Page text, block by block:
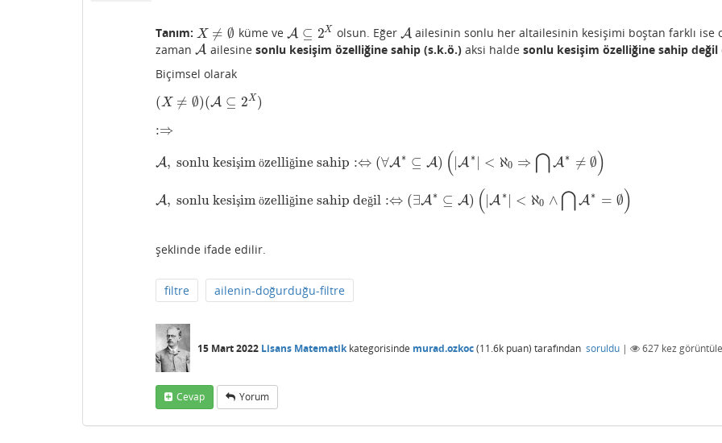
Tanım: X ≠ ∅
X≠ ∅ küme ve A ⊆ 2X
A⊆2X olsun. Eğer A
A ailesinin sonlu her altailesinin kesişimi boştan farklı ise
zaman A
A ailesine sonlu kesişim özelliğine sahip (s.k.ö.)aksi halde sonlu kesişim özelliğine sahip değil
Biçimsel olarak
(X ≠ ∅)(A ⊆ 2X )
(X≠∅)(A⊆ 2X )
:⇒
:⇒
A, sonlu kesişimözelliğine sahip :⇔ (∀A ∗ ⊆ A) (|A ∗ | < ℵ0 ⇒ ⋂A ∗ ≠ ∅)
A,sonlu kesişim özelliğine sahip:⇔(∀ A∗ ⊆A) | A∗| ℵ0 ⇒⋂ A∗ ≠ ∅)
A, sonlu kesişimözelliğine sahip değil :⇔ (∃A∗ ⊆ A) (|A ∗ | < ℵ0 ∧ ⋂A∗ = ∅)
A,sonlu kesişim özelliğine sahip değil:⇔(∃A∗ ⊆A) | A∗|< ℵ0 ∧⋂ A∗ = ∅)
şeklinde ifade edilir.
filtre ailenin-doğurduğu-filtre
15 Mart 2022 Lisans Matematikkategorisinde murad.ozkoc(11.6k puan) tarafından soruldu | 627 kez
Cevap Yorum